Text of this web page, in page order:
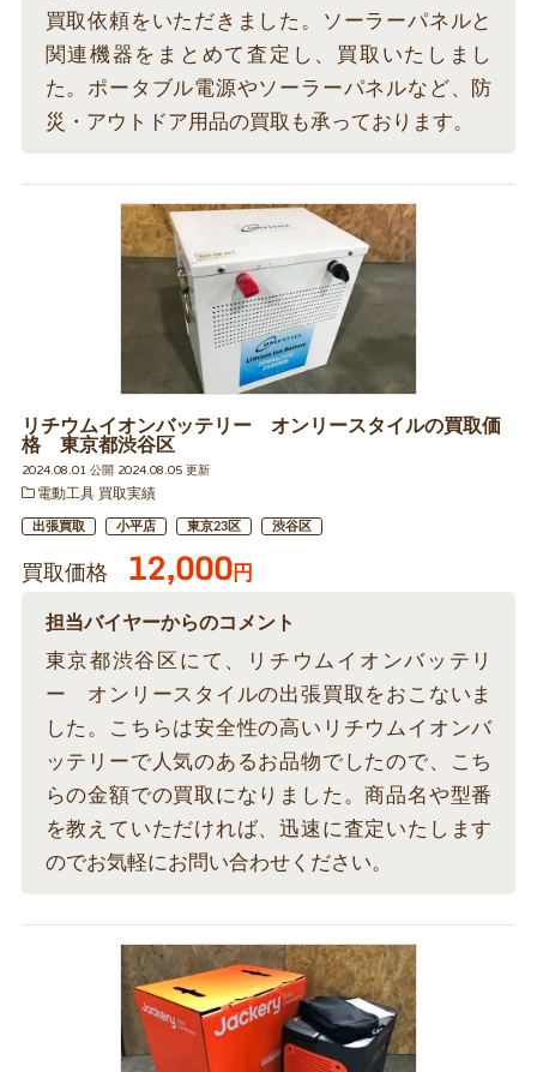
買取依頼をいただきました。ソーラーパネルと
関連機器をまとめて査定し、買取いたしまし
た。ポータブル電源やソーラーパネルなど、防
災・アウトドア用品の買取も承っております。
リチウムイオンバッテリー オンリースタイルの買取価
格 東京都渋谷区
2024.08.01 公開 2024.08.05 更新
電動工具 買取実績
出張買取 小平店 東京23区 渋谷区
買取価格 12,000円
担当バイヤーからのコメント
東京都渋谷区にて、リチウムイオンバッテリ
ー オンリースタイルの出張買取をおこないま
した。こちらは安全性の高いリチウムイオンバ
ッテリーで人気のあるお品物でしたので、こち
らの金額での買取になりました。商品名や型番
を教えていただければ、迅速に査定いたします
のでお気軽にお問い合わせください。